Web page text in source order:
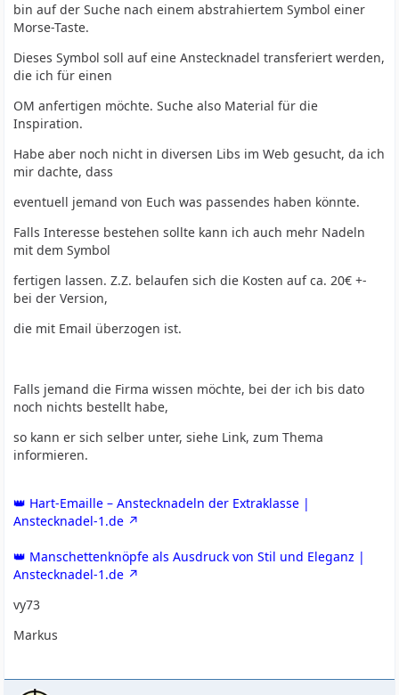
bin auf der Suche nach einem abstrahiertem Symbol einer
Morse-Taste.
Dieses Symbol soll auf eine Anstecknadel transferiert werden,
die ich für einen
OM anfertigen möchte. Suche also Material für die
Inspiration.
Habe aber noch nicht in diversen Libs im Web gesucht, da ich
mir dachte, dass
eventuell jemand von Euch was passendes haben könnte.
Falls Interesse bestehen sollte kann ich auch mehr Nadeln
mit dem Symbol
fertigen lassen. Z.Z. belaufen sich die Kosten auf ca. 20€ +-
bei der Version,
die mit Email überzogen ist.
Falls jemand die Firma wissen möchte, bei der ich bis dato
noch nichts bestellt habe,
so kann er sich selber unter, siehe Link, zum Thema
informieren.
👑 Hart-Emaille – Anstecknadeln der Extraklasse |
Anstecknadel-1.de
👑 Manschettenknöpfe als Ausdruck von Stil und Eleganz |
Anstecknadel-1.de
vy73
Markus